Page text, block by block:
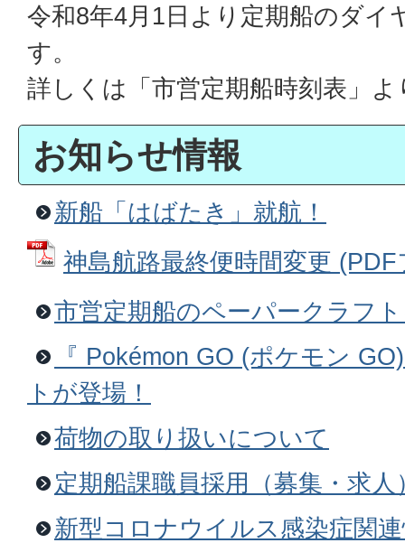
令和8年4月1日より定期船のダイ
す。
詳しくは「市営定期船時刻表」
お知らせ情報
新船「はばたき」就航！
神島航路最終便時間変更
市営定期船のペーパークラフ
『 Pokémon GO (ポケモン
トが登場！
荷物の取り扱いについて
定期船課職員採用（募集・求人
新型コロナウイルス感染症関